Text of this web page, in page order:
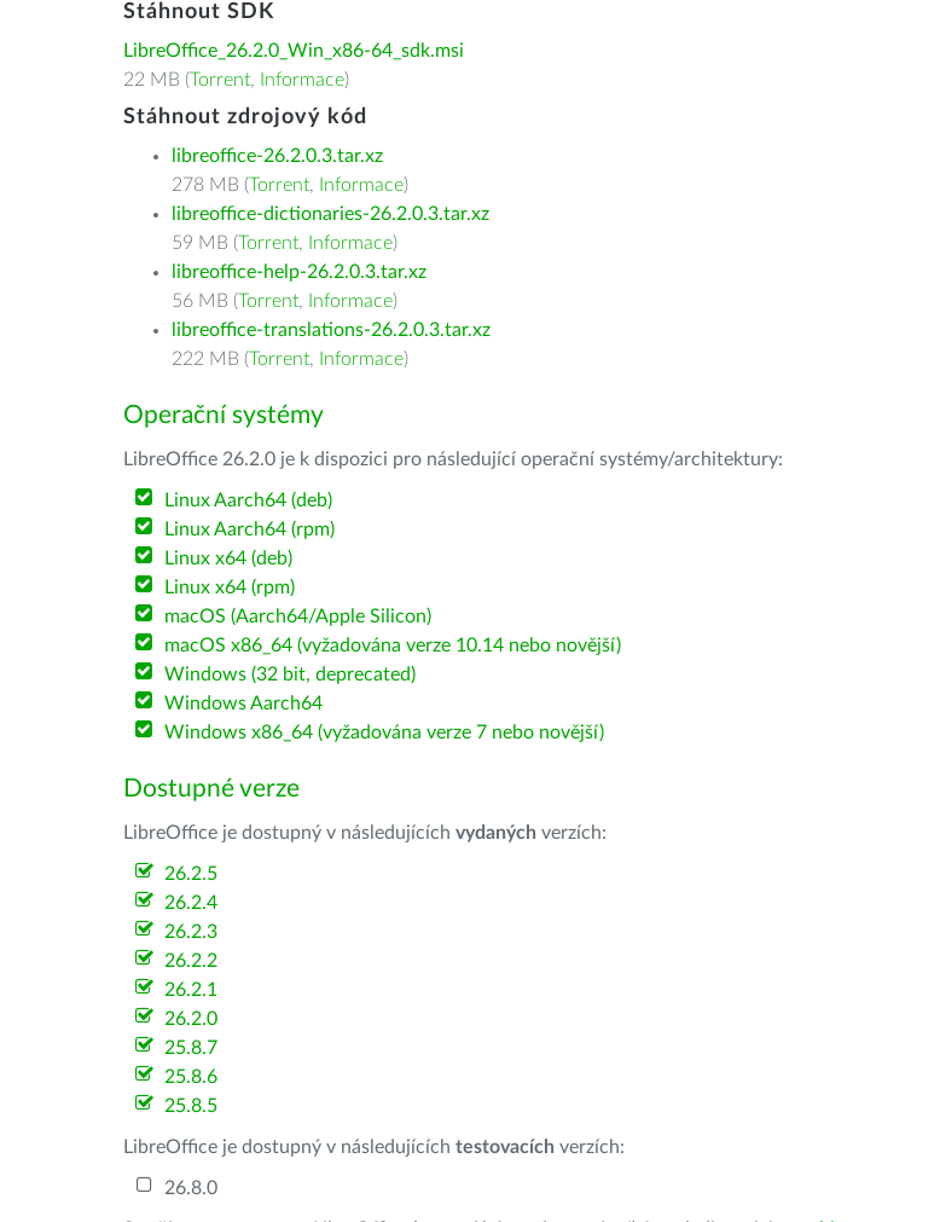
Stáhnout SDK
LibreOffice_26.2.0_Win_x86-64_sdk.msi
22 MB (Torrent, Informace)
Stáhnout zdrojový kód
libreoffice-26.2.0.3.tar.xz
278 MB (Torrent, Informace)
libreoffice-dictionaries-26.2.0.3.tar.xz
59 MB (Torrent, Informace)
libreoffice-help-26.2.0.3.tar.xz
56 MB (Torrent, Informace)
libreoffice-translations-26.2.0.3.tar.xz
222 MB (Torrent, Informace)
Operační systémy
LibreOffice 26.2.0 je k dispozici pro následující operační systémy/architektury:
Linux Aarch64 (deb)
Linux Aarch64 (rpm)
Linux x64 (deb)
Linux x64 (rpm)
macOS (Aarch64/Apple Silicon)
macOS x86_64 (vyžadována verze 10.14 nebo novější)
Windows (32 bit, deprecated)
Windows Aarch64
Windows x86_64 (vyžadována verze 7 nebo novější)
Dostupné verze
LibreOffice je dostupný v následujících vydaných verzích:
26.2.5
26.2.4
26.2.3
26.2.2
26.2.1
26.2.0
25.8.7
25.8.6
25.8.5
LibreOffice je dostupný v následujících testovacích verzích:
26.8.0